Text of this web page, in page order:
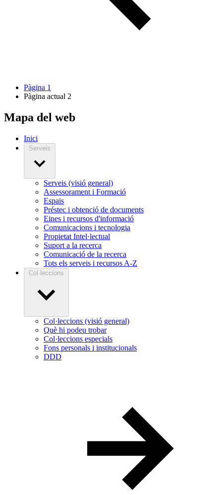
Pàgina 1
Pàgina actual 2
Mapa del web
Inici
Serveis
Serveis (visió general)
Assessorament i Formació
Espais
Préstec i obtenció de documents
Eines i recursos d'informació
Comunicacions i tecnologia
Propietat Intel·lectual
Suport a la recerca
Comunicació de la recerca
Tots els serveis i recursos A-Z
Col·leccions
Col·leccions (visió general)
Què hi podeu trobar
Col·leccions especials
Fons personals i institucionals
DDD